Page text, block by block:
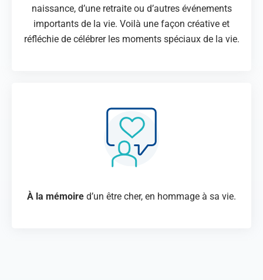
naissance, d’une retraite ou d’autres événements
importants de la vie. Voilà une façon créative et
réfléchie de célébrer les moments spéciaux de la vie.
À la mémoire d’un être cher, en hommage à sa vie.